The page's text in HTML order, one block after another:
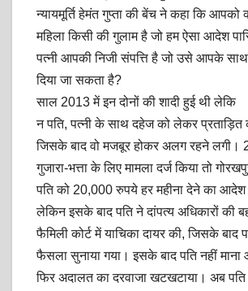
न्यायमूर्ति हेमंत गुप्ता की बेंच ने कहा कि आपको
महिला किसी की गुलाम है जो हम ऐसा आदेश
पत्नी आपकी निजी संपत्ति है जो उसे आपके साथ
दिया जा सकता है?
साल 2013 में इन दोनों की शादी हुई थी लेकि
न पति, पत्नी के साथ दहेज को लेकर प्रताड़ित
जिसके बाद वो मजबूर होकर अलग रहने लगी।
गुजारा-भत्ता के लिए मामला दर्ज किया तो
पति को 20,000 रुपये हर महीना देने का आदेश
लेकिन इसके बाद पति ने दांपत्य अधिकारों की
फैमिली कोर्ट में याचिका दायर की, जिसके बाद
फैसला सुनाया गया। इसके बाद पति नहीं
फिर अदालत का दरवाजा खटखटाया। अब पति